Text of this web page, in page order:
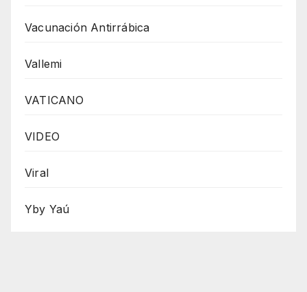
Vacunación Antirrábica
Vallemi
VATICANO
VIDEO
Viral
Yby Yaú